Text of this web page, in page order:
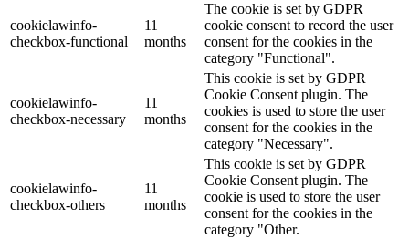
cookielawinfo-
checkbox-functional
11
months
The cookie is set by GDPR
cookie consent to record the user
consent for the cookies in the
category "Functional".
cookielawinfo-
checkbox-necessary
11
months
This cookie is set by GDPR
Cookie Consent plugin. The
cookies is used to store the user
consent for the cookies in the
category "Necessary".
cookielawinfo-
checkbox-others
11
months
This cookie is set by GDPR
Cookie Consent plugin. The
cookie is used to store the user
consent for the cookies in the
category "Other.